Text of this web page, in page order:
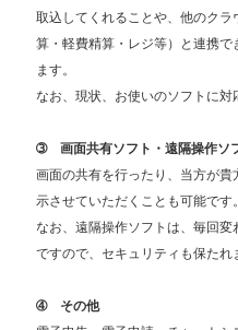
取込してくれることや、他のク
算・軽費精算・レジ等）と連携で
ます。
なお、現状、お使いのソフトに対
➂ 画面共有ソフト・遠隔操作ソ
画面の共有を行ったり、当方が
示させていただくことも可能です。
なお、遠隔操作ソフトは、毎回
ですので、セキュリティも保たれ
➃ その他